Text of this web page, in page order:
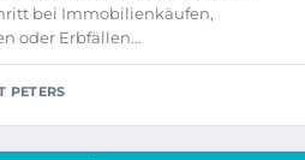
bei Immobilienkäufen,
oder Erbfällen…
PETERS